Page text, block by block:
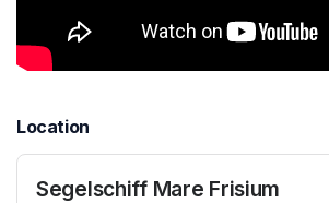
Location
Segelschiff Mare Frisium